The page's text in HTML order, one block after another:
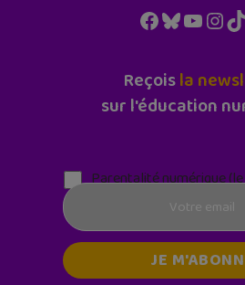
Facebook
Bluesky
Reçoisla
sur l'éducation
Parentalité numérique